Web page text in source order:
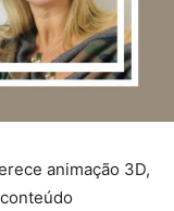
animação 3D,